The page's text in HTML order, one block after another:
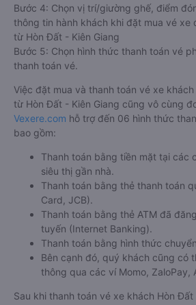
Bước 4: Chọn vị trí/giường ghế, điểm
thông tin hành khách khi đặt mua vé xe
từ Hòn Đất - Kiên Giang
Bước 5: Chọn hình thức thanh toán vé
thanh toán vé.
Việc đặt mua và thanh toán vé xe khách
từ Hòn Đất - Kiên Giang cũng vô cùng
Vexere.com hỗ trợ đến 06 hình thức
bao gồm:
Thanh toán bằng tiền mặt tại các
siêu thị gần nhà.
Thanh toán bằng thẻ thanh toán
Card, JCB).
Thanh toán bằng thẻ ATM đã
tuyến (Internet Banking).
Thanh toán bằng hình thức
Bên cạnh đó, quý khách cũng có
thông qua các ví Momo, ZaloPay,
Sau khi thanh toán vé xe khách Hòn Đất